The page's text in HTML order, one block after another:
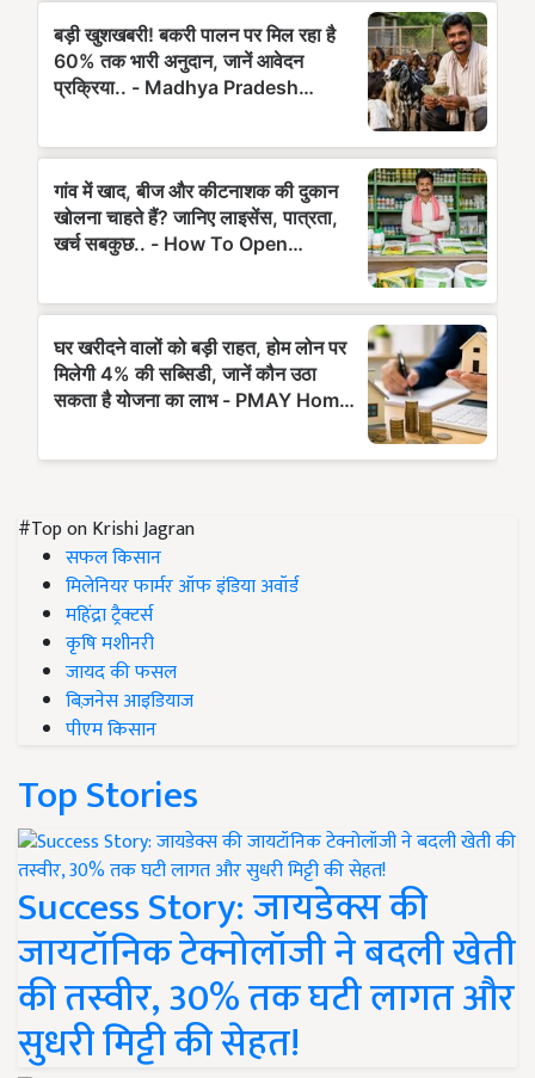
#Top on Krishi Jagran
सफल किसान
मिलेनियर फार्मर ऑफ इंडिया अवॉर्ड
महिंद्रा ट्रैक्टर्स
कृषि मशीनरी
जायद की फसल
बिज़नेस आइडियाज
पीएम किसान
Top Stories
Success Story: जायडेक्स की
जायटॉनिक टेक्नोलॉजी ने बदली खेती
की तस्वीर, 30% तक घटी लागत और
सुधरी मिट्टी की सेहत!